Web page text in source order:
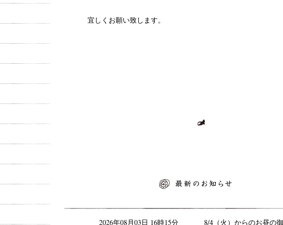
宜しくお願い致します。
8/4（火）からのお昼の
2026年08月03日 16時15分